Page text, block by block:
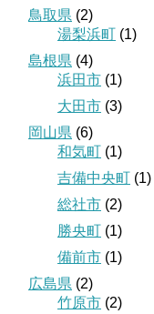
鳥取県 (2)
湯梨浜町
(1)
島根県 (4)
浜田市 (1)
大田市 (3)
岡山県 (6)
和気町
(1)
吉備中央町
(1)
総社市 (2)
勝央町
(1)
備前市 (1)
広島県 (2)
竹原市 (2)